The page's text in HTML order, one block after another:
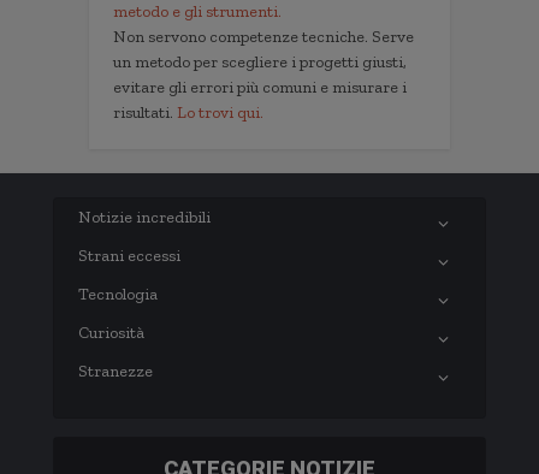
metodo e gli strumenti.
Non servono competenze tecniche. Serve
un metodo per scegliere i progetti giusti,
evitare gli errori più comuni e misurare i
risultati. Lo trovi qui.
Notizie incredibili
Strani eccessi
Tecnologia
Curiosità
Stranezze
CATEGORIE NOTIZIE